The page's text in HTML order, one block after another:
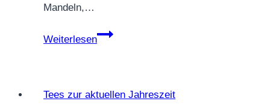
Mandeln,…
Weiterlesen
Grüntee
Tees zur aktuellen Jahreszeit